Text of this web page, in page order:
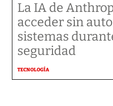
La IA de
acceder sin
sistemas
seguridad
TECNOLOGÍA